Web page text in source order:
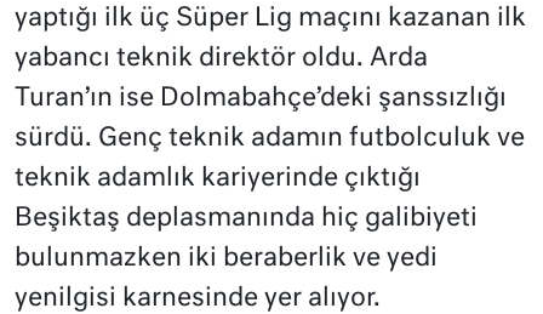
yaptığı ilk üç Süper Lig maçını kazanan ilk
yabancı teknik direktör oldu. Arda
Turan’ın ise Dolmabahçe’deki şanssızlığı
sürdü. Genç teknik adamın futbolculuk ve
teknik adamlık kariyerinde çıktığı
Beşiktaş deplasmanında hiç galibiyeti
bulunmazken iki beraberlik ve yedi
yenilgisi karnesinde yer alıyor.